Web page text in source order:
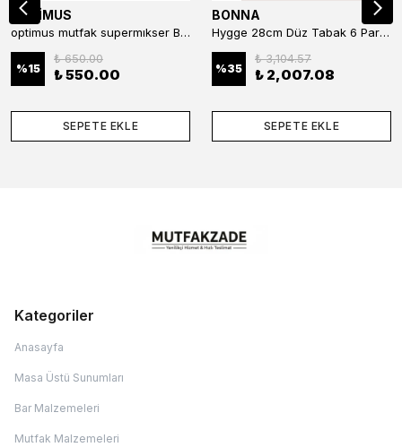
OPTİMUS
optimus mutfak supermıkser Bar Konteyner 6'lı 50×16×9 cm Kapaklı Polikarbon Organizer Bar & Kafe
%15
₺ 650.00
₺ 550.00
SEPETE EKLE
BONNA
Hygge 28cm Düz Tabak 6 Parça
%35
₺ 3,104.57
₺ 2,007.08
SEPETE EKLE
Kategoriler
Anasayfa
Masa Üstü Sunumları
Bar Malzemeleri
Mutfak Malzemeleri